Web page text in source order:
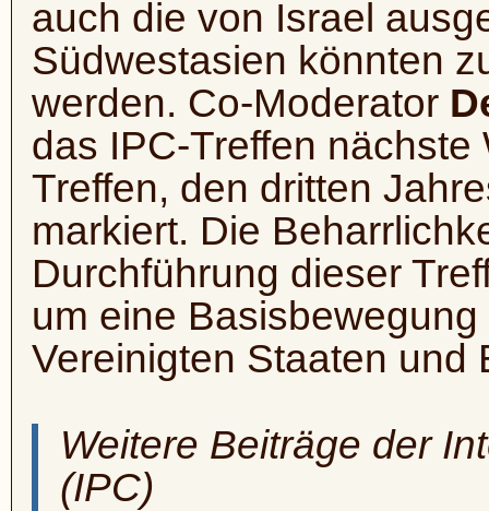
auch die von Israel
Südwestasien könnten
werden. Co-Moderator
das IPC-Treffen
Treffen, den dritten
markiert. Die
Durchführung dieser
um eine
Vereinigten Staaten und
Weitere Beiträge der
(IPC)